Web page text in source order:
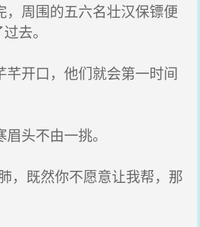
周围的五六名壮汉保镖便
去。
开口，他们就会第一时间
头不由一挑。
，既然你不愿意让我帮，那